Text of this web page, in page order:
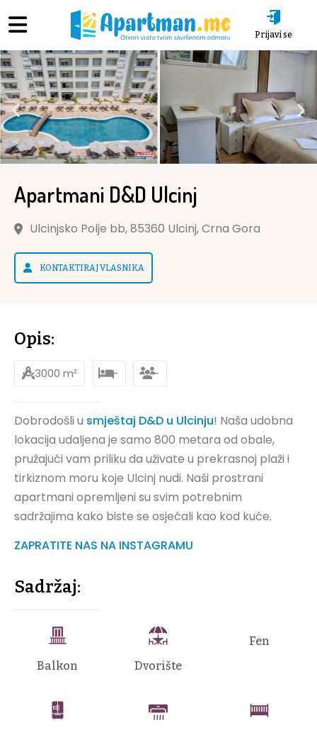
Prijavi se
Apartmani D&D Ulcinj
Ulcinjsko Polje bb, 85360 Ulcinj, Crna Gora
KONTAKTIRAJ VLASNIKA
Opis:
3000 m² - -
Dobrodošli u smještaj D&D u Ulcinju! Naša udobna
lokacija udaljena je samo 800 metara od obale,
pružajući vam priliku da uživate u prekrasnoj plaži i
tirkiznom moru koje Ulcinj nudi. Naši prostrani
apartmani opremljeni su svim potrebnim
sadržajima kako biste se osjećali kao kod kuće.
ZAPRATITE NAS NA INSTAGRAMU
Sadržaj:
Balkon Dvorište
Fen